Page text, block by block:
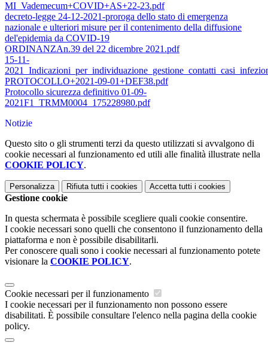
MI_Vademecum+COVID+AS+22-23.pdf
decreto-legge 24-12-2021-proroga dello stato di emergenza
nazionale e ulteriori misure per il contenimento della diffusione
del'epidemia da COVID-19
ORDINANZAn.39 del 22 dicembre 2021.pdf
15-11-
PROTOCOLLO+2021-09-01+DEF38.pdf
Protocollo sicurezza definitivo 01-09-
2021F1_TRMM0004_175228980.pdf
Notizie
Questo sito o gli strumenti terzi da questo utilizzati si avvalgono di
cookie necessari al funzionamento ed utili alle finalità illustrate nella
COOKIE POLICY.
Personalizza Rifiuta tutti i cookies Accetta tutti i cookies
Gestione cookie
In questa schermata è possibile scegliere quali cookie consentire.
I cookie necessari sono quelli che consentono il funzionamento della
piattaforma e non è possibile disabilitarli.
Per conoscere quali sono i cookie necessari al funzionamento potete
visionare la COOKIE POLICY.
Cookie necessari per il funzionamento
I cookie necessari per il funzionamento non possono essere
disabilitati. È possibile consultare l'elenco nella pagina della cookie
policy.